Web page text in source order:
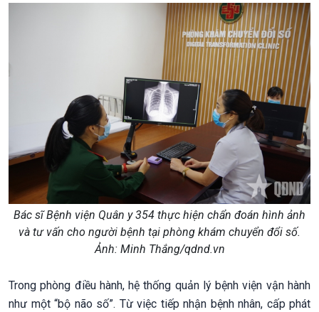
Bác sĩ Bệnh viện Quân y 354 thực hiện chẩn đoán hình ảnh
và tư vấn cho người bệnh tại phòng khám chuyển đổi số.
Ảnh: Minh Thắng/qdnd.vn
Trong phòng điều hành, hệ thống quản lý bệnh viện vận hành
như một “bộ não số”. Từ việc tiếp nhận bệnh nhân, cấp phát